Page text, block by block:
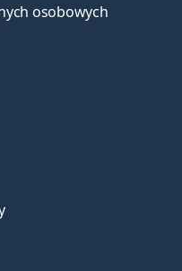
osobowych